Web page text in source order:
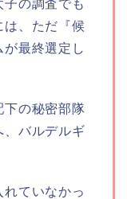
の調査でも
、ただ『候
最終選定し
下の秘密部隊
、バルデルギ
ていなかっ